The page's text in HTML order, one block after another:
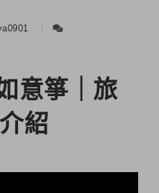
意箏｜旅
紹